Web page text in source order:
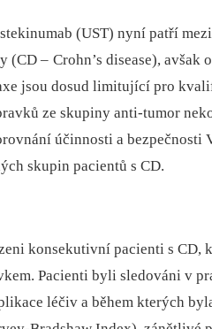
(UST) nyní patří
(CD – Crohn’s dis­ease), avšak
jsou dosud limitující pro
ze skupiny anti-tumor
účin­nosti a
skupin pa­cientů s CD.
konsekutivní pa­cienti s CD,
Pa­cienti byli sledováni v
léčiv a během kterých